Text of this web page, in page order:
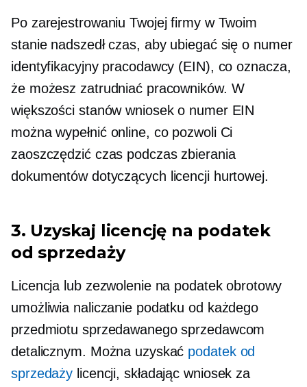
Po zarejestrowaniu Twojej firmy w Twoim
stanie nadszedł czas, aby ubiegać się o numer
identyfikacyjny pracodawcy (EIN), co oznacza,
że ​​możesz zatrudniać pracowników. W
większości stanów wniosek o numer EIN
można wypełnić online, co pozwoli Ci
zaoszczędzić czas podczas zbierania
dokumentów dotyczących licencji hurtowej.
3. Uzyskaj licencję na podatek
od sprzedaży
Licencja lub zezwolenie na podatek obrotowy
umożliwia naliczanie podatku od każdego
przedmiotu sprzedawanego sprzedawcom
detalicznym. Można uzyskać podatek od
sprzedaży licencji, składając wniosek za